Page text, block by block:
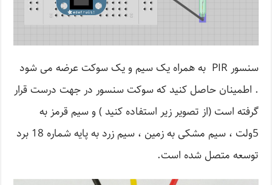
سنسور PIR به همراه یک سیم و یک سوکت عرضه می شود
. اطمینان حاصل کنید که سوکت سنسور در جهت درست قرار
گرفته است (از تصویر زیر استفاده کنید ) و سیم قرمز به
5ولت ، سیم مشکی به زمین ، سیم زرد به پایه شماره 18 برد
توسعه متصل شده است.